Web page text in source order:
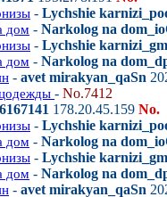
- Lychshie
дом - Narkolog na
- Lychshie
дом - Narkolog na
- avet mirakyan_qaSn
- No.7412
178.20.45.159 No.
- Lychshie
дом - Narkolog na
- Lychshie
дом - Narkolog na
- avet mirakyan_qaSn